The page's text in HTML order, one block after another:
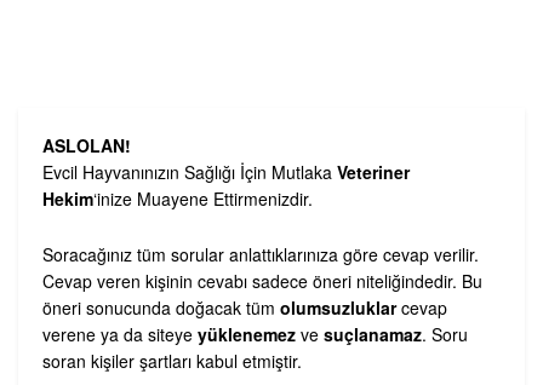
ASLOLAN!
Evcil Hayvanınızın Sağlığı İçin Mutlaka Veteriner
Hekim‘inize Muayene Ettirmenizdir.
Soracağınız tüm sorular anlattıklarınıza göre cevap verilir.
Cevap veren kişinin cevabı sadece öneri niteliğindedir. Bu
öneri sonucunda doğacak tüm olumsuzluklarcevap
verene ya da siteye yüklenemez ve suçlanamaz. Soru
soran kişiler şartları kabul etmiştir.